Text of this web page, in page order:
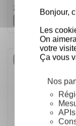
Bonjour,
Les
On
votre
Ça vous
Nos
APIs
24,95 €
Rupture de stock